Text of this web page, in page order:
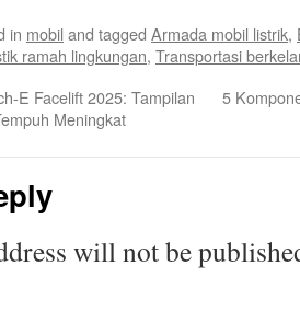
in mobil and tagged Armada mobil listrik,
ramah lingkungan, Transportasi
E Facelift 2025: Tampilan
Meningkat
5
will not be